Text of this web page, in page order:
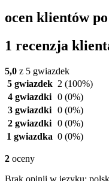
ocen klientów
1 recenzja
5,0 z 5 gwiazdek
5 gwiazdek 2 (100%)
4 gwiazdki 0 (0%)
3 gwiazdki 0 (0%)
2 gwiazdki 0 (0%)
1 gwiazdka 0 (0%)
2 oceny